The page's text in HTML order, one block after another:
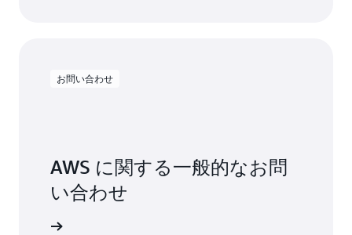
お問い合わせ
AWS に関する一般的なお問
い合わせ